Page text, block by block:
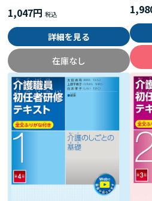
1,047円
詳細を見る
在庫なし